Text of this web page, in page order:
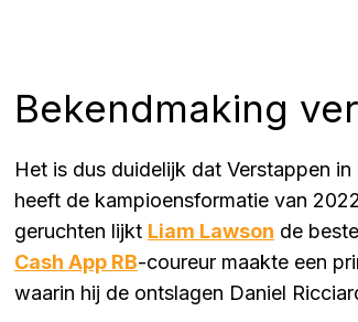
Bekendmaking
Het is dus duidelijk dat Verstappen
heeft de kampioensformatie van
geruchten lijkt Liam Lawson de
Cash App RB-coureur maakte een
waarin hij de ontslagen Daniel